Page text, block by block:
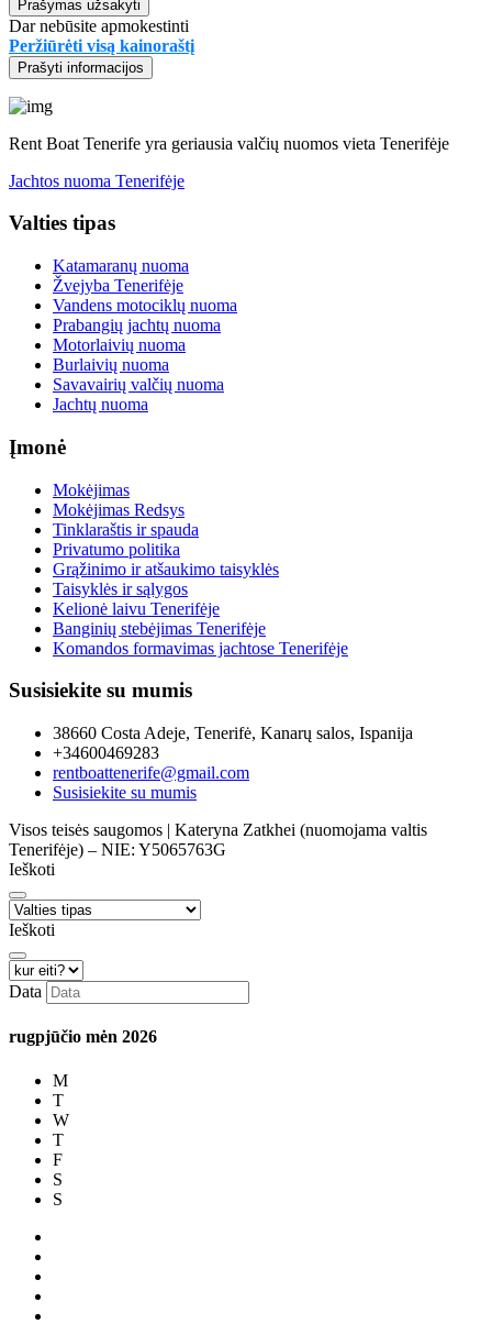
Prašymas užsakyti
Dar nebūsite apmokestinti
Peržiūrėti visą kainoraštį
Prašyti informacijos
Rent Boat Tenerife yra geriausia valčių nuomos vieta Tenerifėje
Jachtos nuoma Tenerifėje
Valties tipas
Katamaranų nuoma
Žvejyba Tenerifėje
Vandens motociklų nuoma
Prabangių jachtų nuoma
Motorlaivių nuoma
Burlaivių nuoma
Savavairių valčių nuoma
Jachtų nuoma
Įmonė
Mokėjimas
Mokėjimas Redsys
Tinklaraštis ir spauda
Privatumo politika
Grąžinimo ir atšaukimo taisyklės
Taisyklės ir sąlygos
Kelionė laivu Tenerifėje
Banginių stebėjimas Tenerifėje
Komandos formavimas jachtose Tenerifėje
Susisiekite su mumis
38660 Costa Adeje, Tenerifė, Kanarų salos, Ispanija
+34600469283
rentboattenerife@gmail.com
Susisiekite su mumis
Visos teisės saugomos | Kateryna Zatkhei (nuomojama valtis
Tenerifėje) – NIE: Y5065763G
Ieškoti
Ieškoti
Data
rugpjūčio mėn 2026
M
T
W
T
F
S
S